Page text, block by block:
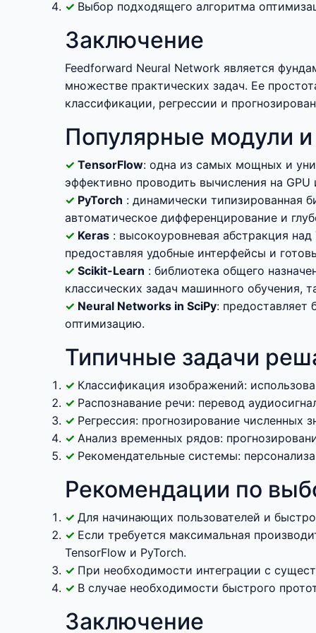
Выбор подходящего алгоритма
Заключение
Feedforward Neural Network является
множестве практических задач. Ее
классификации, регрессии и
Популярные модули
TensorFlow: одна из самых мощных и
эффективно проводить вычисления на GPU
PyTorch : динамически типизированная
автоматическое дифференцирование и
Keras : высокоуровневая абстракция
предоставляя удобные интерфейсы и
Scikit-Learn : библиотека общего
классических задач машинного обучения,
Neural Networks in SciPy: предоставляет
оптимизацию.
Типичные задачи
Классификация изображений:
Распознавание речи: перевод
Регрессия: прогнозирование численных
Анализ временных рядов:
Рекомендательные системы:
Рекомендации по
Для начинающих пользователей и
Если требуется максимальная
TensorFlow и PyTorch.
При необходимости интеграции с
В случае необходимости быстрого
Заключение